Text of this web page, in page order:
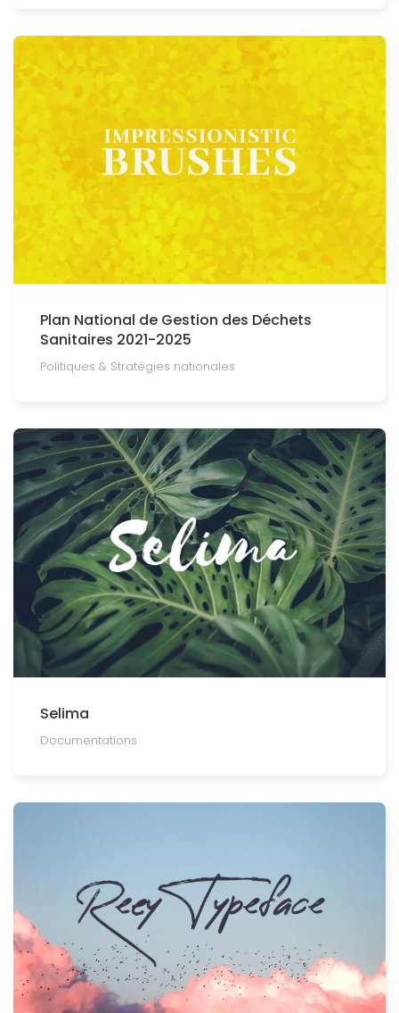
Plan National de Gestion des Déchets
Sanitaires 2021-2025
Politiques & Stratégies nationales
Selima
Documentations